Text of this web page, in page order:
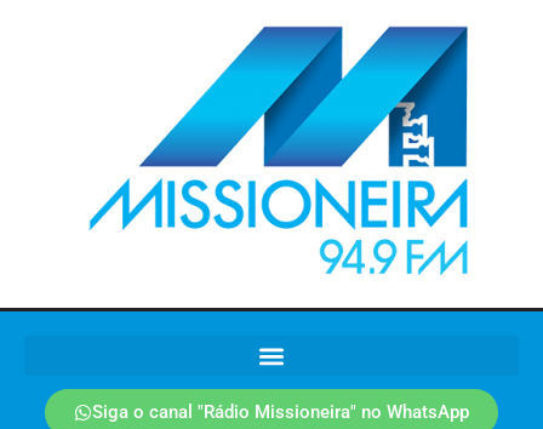
Siga o canal "Rádio Missioneira" no WhatsApp